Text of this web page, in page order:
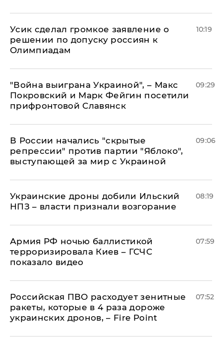
Усик сделал громкое заявление о
решении по допуску россиян к
Олимпиадам
10:19
"Война выиграна Украиной", – Макс
Покровский и Марк Фейгин посетили
прифронтовой Славянск
09:29
В России начались "скрытые
репрессии" против партии "Яблоко",
выступающей за мир с Украиной
09:06
Украинские дроны добили Ильский
НПЗ – власти признали возгорание
08:19
Армия РФ ночью баллистикой
терроризировала Киев – ГСЧС
показало видео
07:59
Российская ПВО расходует зенитные
ракеты, которые в 4 раза дороже
украинских дронов, – Fire Point
07:52